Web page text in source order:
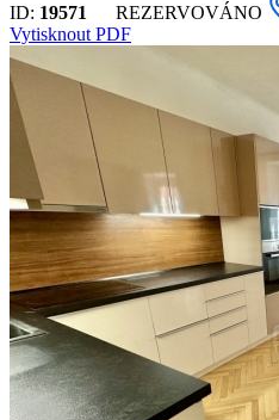
ID: 19571 REZERVOVÁNO
Vytisknout PDF